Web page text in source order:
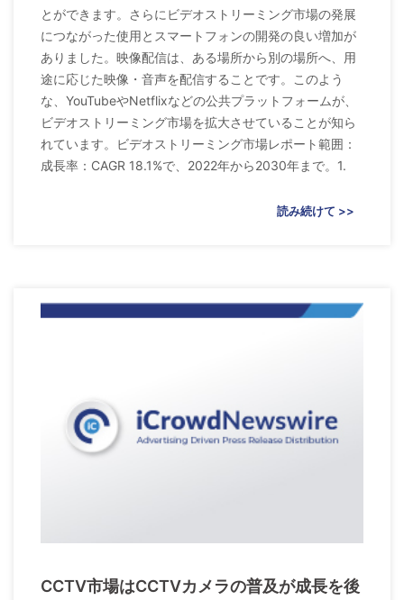
とができます。さらにビデオストリーミング市場の発展
につながった使用とスマートフォンの開発の良い増加が
ありました。映像配信は、ある場所から別の場所へ、用
途に応じた映像・音声を配信することです。このよう
な、YouTubeやNetflixなどの公共プラットフォームが、
ビデオストリーミング市場を拡大させていることが知ら
れています。ビデオストリーミング市場レポート範囲：
成長率：CAGR 18.1%で、2022年から2030年まで。1.
読み続けて >>
CCTV市場はCCTVカメラの普及が成長を後